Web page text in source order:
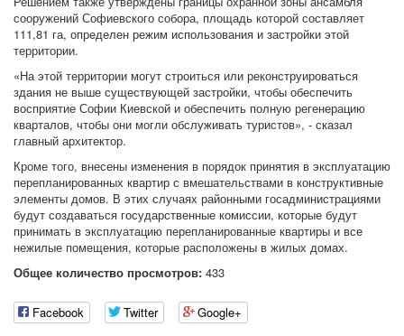
сооружений Софиевского собора, площадь которой составляет
111,81 га, определен режим использования и застройки этой
территории.
«На этой территории могут строиться или реконструироваться
здания не выше существующей застройки, чтобы обеспечить
восприятие Софии Киевской и обеспечить полную регенерацию
кварталов, чтобы они могли обслуживать туристов», - сказал
главный архитектор.
Кроме того, внесены изменения в порядок принятия в эксплуатацию
перепланированных квартир с вмешательствами в конструктивные
элементы домов. В этих случаях районными госадминистрациями
будут создаваться государственные комиссии, которые будут
принимать в эксплуатацию перепланированные квартиры и все
нежилые помещения, которые расположены в жилых домах.
Общее количество просмотров: 433
Facebook Twitter Google+